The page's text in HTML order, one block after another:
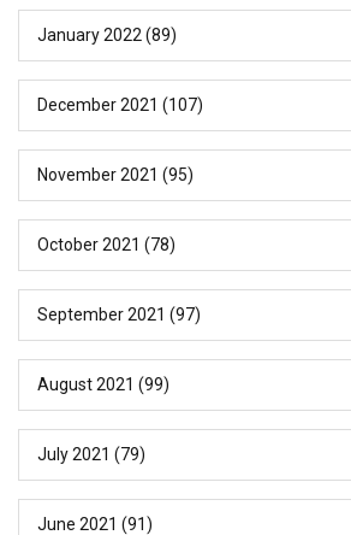
January 2022 (89)
December 2021 (107)
November 2021 (95)
October 2021 (78)
September 2021 (97)
August 2021 (99)
July 2021 (79)
June 2021 (91)